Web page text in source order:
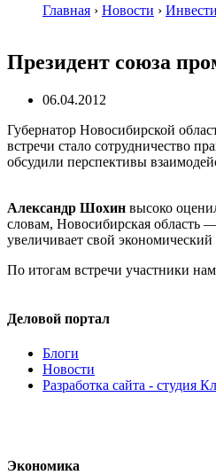
Главная › Новости ›
Президент союза
06.04.2012
Губернатор Новосибирской
встречи стало сотрудничество
обсудили перспективы
Александр Шохин высоко
словам, Новосибирская область
увеличивает свой
По итогам встречи участники
Деловой портал
Блоги
Новости
Разработка сайта - студия
Экономика